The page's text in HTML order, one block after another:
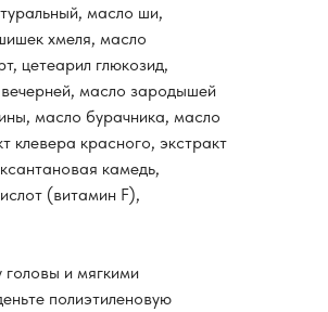
масло ши,
хмеля, масло
цетеарил глюкозид,
масло зародышей
масло бурачника, масло
клевера красного, экстракт
камедь,
(витамин F),
и мягкими
полиэтиленовую